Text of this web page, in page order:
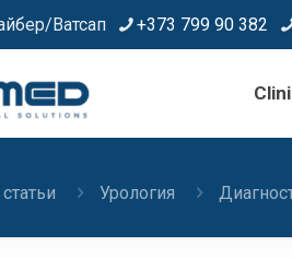
Ватсап +373 799 90 382
Урология